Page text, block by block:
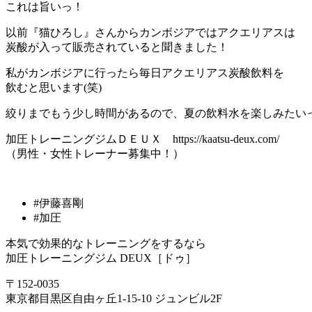
これは旨いっ！
以前『猫ひろし』さんからカンボジアではアクエリアスは
炭酸が入って販売されていると聞きました！
私がカンボジアに行ったら毎日アクエリアス炭酸飲料を
飲むと思います(笑)
絞りまでもう少し時間があるので、夏の飲料水を楽しみたい
加圧トレーニングジムＤＥＵＸ https://kaatsu-deux.com/
（男性・女性トレーナー募集中！）
#伊藤喜剛
#加圧
本気で効果的なトレーニングをするなら
加圧トレーニングジム DEUX［ドゥ］
〒152-0035
東京都目黒区自由ヶ丘1-15-10 ジュンビル2F